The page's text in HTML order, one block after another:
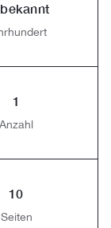
1
Anzahl
10
Seiten